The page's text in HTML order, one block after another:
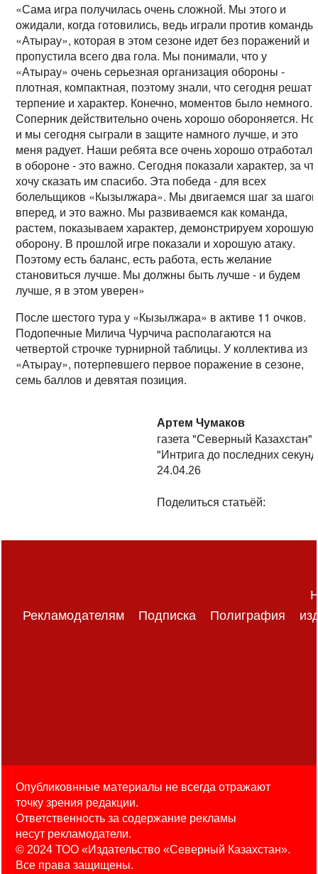
«Сама игра получилась очень сложной. Мы этого и
ожидали, когда готовились, ведь играли против команды
«Атырау», которая в этом сезоне идет без поражений и
пропустила всего два гола. Мы понимали, что у
«Атырау» очень серьезная организация обороны -
плотная, компактная, поэтому знали, что сегодня решат
терпение и характер. Конечно, моментов было немного.
Соперник действительно очень хорошо обороняется. Но
и мы сегодня сыграли в защите намного лучше, и это
меня радует. Наши ребята все очень хорошо
в обороне - это важно. Сегодня показали характер, за
хочу сказать им спасибо. Эта победа - для всех
болельщиков «Кызылжара». Мы двигаемся шаг за
вперед, и это важно. Мы развиваемся как команда,
растем, показываем характер, демонстрируем хорошую
оборону. В прошлой игре показали и хорошую атаку.
Поэтому есть баланс, есть работа, есть желание
становиться лучше. Мы должны быть лучше - и будем
лучше, я в этом уверен»
После шестого тура у «Кызылжара» в активе 11 очков.
Подопечные Милича Чурчича располагаются на
четвертой строчке турнирной таблицы. У коллектива из
«Атырау», потерпевшего первое поражение в сезоне,
семь баллов и девятая позиция.
Артем Чумаков
газета "Северный Казахстан"
"Интрига до последних
24.04.26
Поделиться статьёй:
Рекламодателям Подписка Полиграфия
Опубликовнные материалы не всегда отражают
точку зрения редакции.
Ответственность за содержание рекламы
несут рекламодатели.
© 2024 ТОО «Издательство «Северный Казахстан».
Все права защищены.